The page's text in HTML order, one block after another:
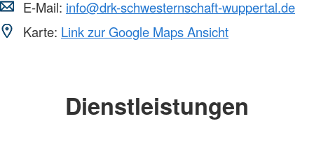
E-Mail: info@drk-schwesternschaft-wuppertal.de
Karte: Link zur Google Maps Ansicht
Dienstleistungen